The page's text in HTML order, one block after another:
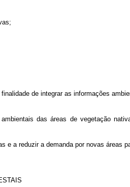
de integrar as informações
das áreas de vegetação
e a reduzir a demanda por novas áreas